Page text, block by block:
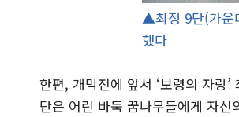
▲최정 9단(가운
했다
한편, 개막전에 앞서 ‘보령의 자랑
단은 어린 바둑 꿈나무들에게 자